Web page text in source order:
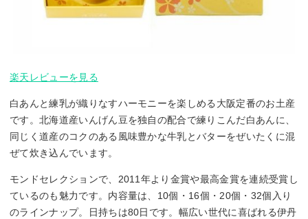
楽天レビューを見る
白あんと練乳が織りなすハーモニーを楽しめる大阪定番のお土産
です。北海道産いんげん豆を独自の配合で練りこんだ白あんに、
同じく道産のコクのある風味豊かな牛乳とバターをぜいたくに混
ぜて炊き込んでいます。
モンドセレクションで、2011年より金賞や最高金賞を連続受賞し
ているのも魅力です。内容量は、10個・16個・20個・32個入り
のラインナップ。日持ちは80日です。幅広い世代に喜ばれる伊丹